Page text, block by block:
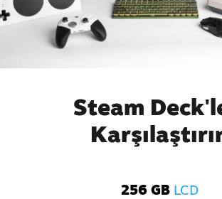
Steam
256 GB LCD